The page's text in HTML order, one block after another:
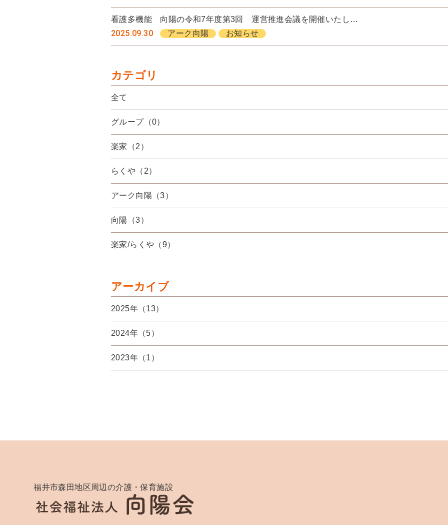
看護多機能 向陽の令和7年度第3回 運営推進会議を開催いたし…
2025.09.30 アーク向陽 お知らせ
カテゴリ
全て
グループ（0）
楽家（2）
らくや（2）
アーク向陽（3）
向陽（3）
楽家/らくや（9）
アーカイブ
2025年（13）
2024年（5）
2023年（1）
福井市森田地区周辺の介護・保育施設